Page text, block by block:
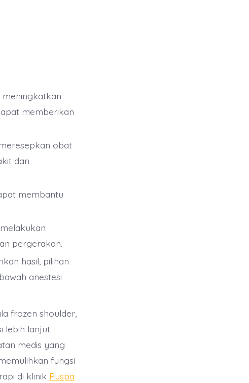
memberikan
obat
dan
membantu
pergerakan.
hasil, pilihan
anestesi
frozen shoulder,
lebih lanjut.
medis yang
fungsi
di klinik Puspa